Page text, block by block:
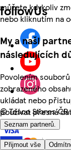
můžete kdykoliv
nebo kliknutím na
My a naši
následujících
Povolením
zobrazeného
ukládat nebo
používat přesná
Seznam partnerů.
Přijmout vše
followUs
©Tesco Stores